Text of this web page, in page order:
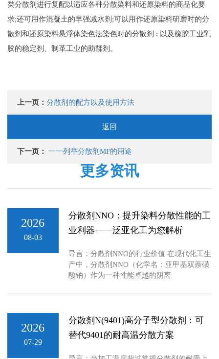
类分散剂进行复配以适应各种分散染料和还原染料的商品化要
求;还可用作混凝土的早强减水剂;可以用作还原染料研磨时的分
散剂和还原染料悬浮体染色法染色时的分散剂 ; 以及橡胶工业乳
胶的稳定剂、制革工业的助鞣剂。
上一页： 分散剂的配方以及使用方法
返回
下一页： 一一列举分散剂MF的用途
更多资讯
2026
08-03
分散剂NNO：提升染料分散性能的工
业利器——泛亚化工为您解析
导言：分散剂NNO的行业价值 在现代化工生
产中，分散剂NNO（化学名：亚甲基双萘磺
酸钠）作为一种性能卓越的阴离
2026
07-29
分散剂N(9401)高分子型分散剂：可
替代9401的耐高温分散方案